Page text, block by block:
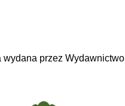
wydana przez Wydawnictwo